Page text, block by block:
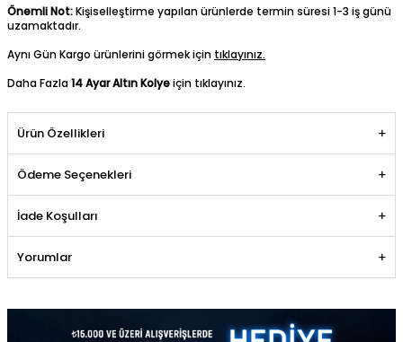
Önemli Not:Kişiselleştirme yapılan ürünlerde termin süresi 1-3 iş günü
uzamaktadır.
Aynı Gün Kargo ürünlerini görmek için tıklayınız.
Daha Fazla14 Ayar Altın Kolyeiçin tıklayınız.
Ürün Özellikleri
Ödeme Seçenekleri
İade Koşulları
Yorumlar